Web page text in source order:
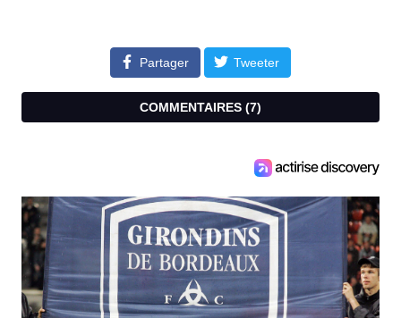
Partager Tweeter
COMMENTAIRES (7)